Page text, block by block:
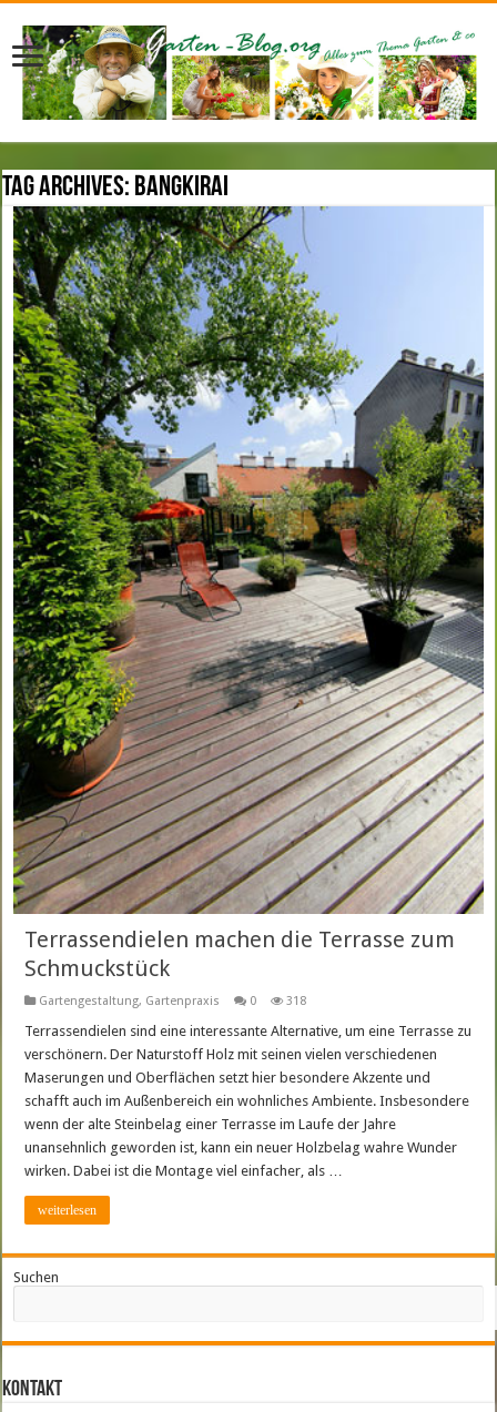
Tag Archives: Bangkirai
Terrassendielen machen die Terrasse zum
Schmuckstück
Gartengestaltung, Gartenpraxis 0 318
Terrassendielen sind eine interessante Alternative, um eine Terrasse zu
verschönern. Der Naturstoff Holz mit seinen vielen verschiedenen
Maserungen und Oberflächen setzt hier besondere Akzente und
schafft auch im Außenbereich ein wohnliches Ambiente. Insbesondere
wenn der alte Steinbelag einer Terrasse im Laufe der Jahre
unansehnlich geworden ist, kann ein neuer Holzbelag wahre Wunder
wirken. Dabei ist die Montage viel einfacher, als …
weiterlesen
Suchen
Kontakt